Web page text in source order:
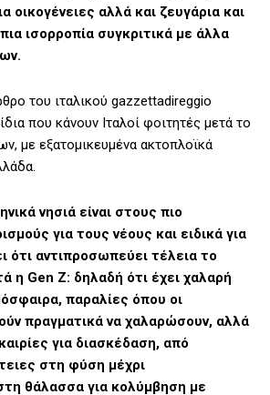
οικογένειες αλλά και ζευγάρια και
ισορροπία συγκριτικά με άλλα
του ιταλικού gazzettadireggio
που κάνουν Ιταλοί φοιτητές μετά το
με εξατομικευμένα ακτοπλοϊκά
νησιά είναι στους πιο
για τους νέους και ειδικά για
ότι αντιπροσωπεύει τέλεια το
η Gen Z: δηλαδή ότι έχει χαλαρή
παραλίες όπου οι
πραγματικά να χαλαρώσουν, αλλά
για διασκέδαση, από
στη φύση μέχρι
θάλασσα για κολύμβηση με